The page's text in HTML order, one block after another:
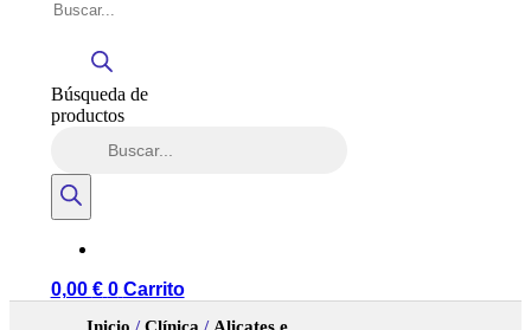
Búsqueda de
productos
0,00 € 0 Carrito